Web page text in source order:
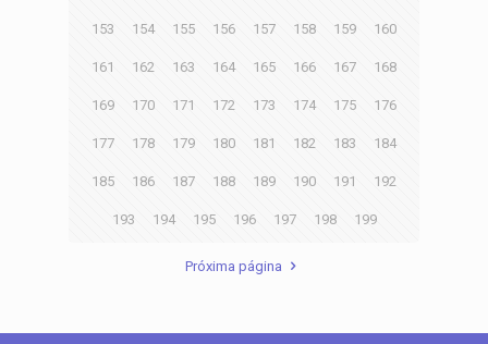
153 154 155 156 157 158 159 160
161 162 163 164 165 166 167 168
169 170 171 172 173 174 175 176
177 178 179 180 181 182 183 184
185 186 187 188 189 190 191 192
193 194 195 196 197 198 199
Próxima página